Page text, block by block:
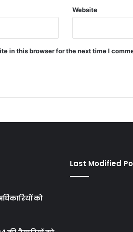
Website
in this browser for the next time I
को
Last Modified